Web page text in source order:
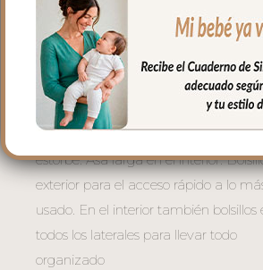
más usado. En el interior también
en todos los laterales para llevar todo
organizado
—ORGANIZADOR Provenza
Marrón (37 × 23 × 11 cm) — la versión
compacta que cuelga del carrito sin
estorbe. Asa larga en el interior.
exterior para el acceso rápido a lo
usado. En el interior también bolsillos
todos los laterales para llevar todo
organizado